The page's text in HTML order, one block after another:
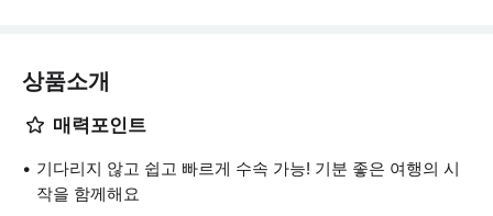
상품소개
매력포인트
기다리지 않고 쉽고 빠르게 수속 가능! 기분 좋은 여행의 시
작을 함께해요